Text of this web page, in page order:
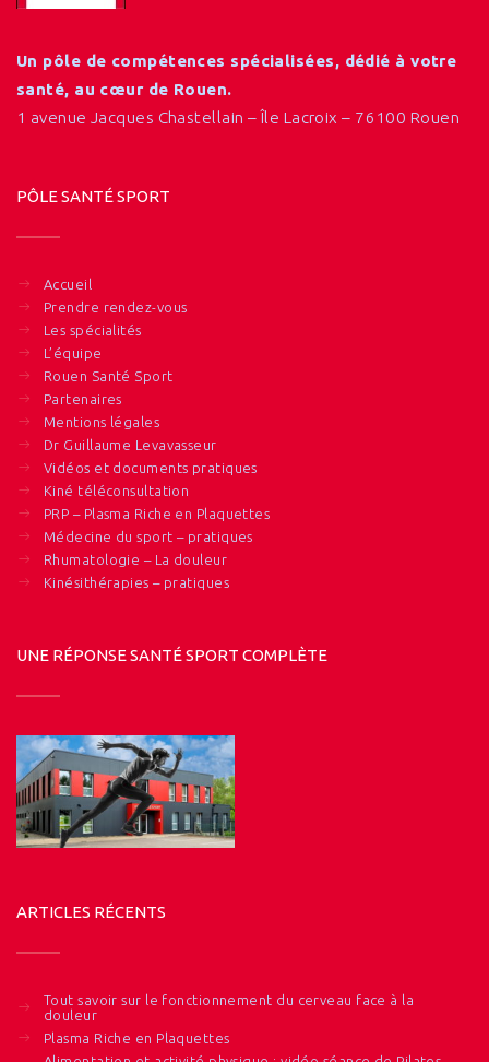
Un pôle de compétences spécialisées, dédié à votre
santé, au cœur de Rouen.
1 avenue Jacques Chastellain – Île Lacroix – 76100 Rouen
PÔLE SANTÉ SPORT
Accueil
Prendre rendez-vous
Les spécialités
L’équipe
Rouen Santé Sport
Partenaires
Mentions légales
Dr Guillaume Levavasseur
Vidéos et documents pratiques
Kiné téléconsultation
PRP – Plasma Riche en Plaquettes
Médecine du sport – pratiques
Rhumatologie – La douleur
Kinésithérapies – pratiques
UNE RÉPONSE SANTÉ SPORT COMPLÈTE
ARTICLES RÉCENTS
Tout savoir sur le fonctionnement du cerveau face à la
douleur
Plasma Riche en Plaquettes